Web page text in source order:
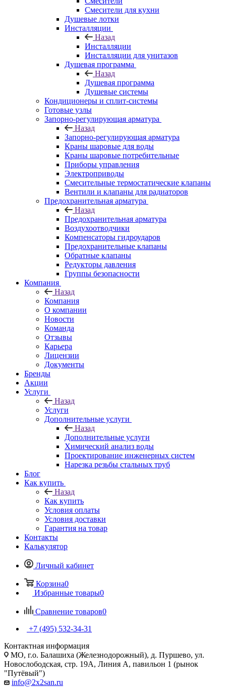
Смесители для кухни
Душевые лотки
Инсталляции
Назад
Инсталляции
Инсталляции для унитазов
Душевая программа
Назад
Душевая программа
Душевые системы
Кондиционеры и сплит-системы
Готовые узлы
Запорно-регулирующая арматура
Назад
Запорно-регулирующая арматура
Краны шаровые для воды
Краны шаровые потребительные
Приборы управления
Электроприводы
Смесительные термостатические клапаны
Вентили и клапаны для радиаторов
Предохранительная арматура
Назад
Предохранительная арматура
Воздухоотводчики
Компенсаторы гидроударов
Предохранительные клапаны
Обратные клапаны
Редукторы давления
Группы безопасности
Компания
Назад
Компания
О компании
Новости
Команда
Отзывы
Карьера
Лицензии
Документы
Бренды
Акции
Услуги
Назад
Услуги
Дополнительные услуги
Назад
Дополнительные услуги
Химический анализ воды
Проектирование инженерных систем
Нарезка резьбы стальных труб
Блог
Как купить
Назад
Как купить
Условия оплаты
Условия доставки
Гарантия на товар
Контакты
Калькулятор
Личный кабинет
Корзина0
Избранные товары0
Сравнение товаров0
+7 (495) 532‑34‑31
Контактная информация
МО, г.о. Балашиха (Железнодорожный), д. Пуршево, ул.
Новослободская, стр. 19А, Линия А, павильон 1 (рынок
"Путёвый")
info@2x2san.ru